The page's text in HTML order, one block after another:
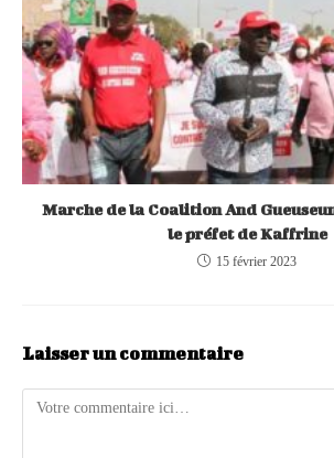
Marche de la Coalition And
le préfet de Kaffrine
15 février 2023
Laisser un commentaire